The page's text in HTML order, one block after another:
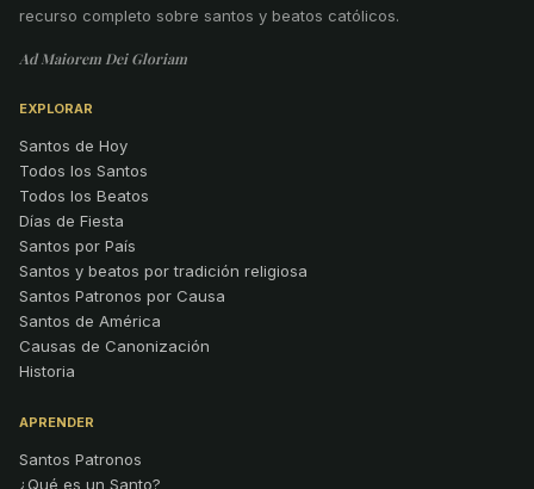
recurso completo sobre santos y beatos católicos.
Ad Maiorem Dei Gloriam
EXPLORAR
Santos de Hoy
Todos los Santos
Todos los Beatos
Días de Fiesta
Santos por País
Santos y beatos por tradición religiosa
Santos Patronos por Causa
Santos de América
Causas de Canonización
Historia
APRENDER
Santos Patronos
¿Qué es un Santo?